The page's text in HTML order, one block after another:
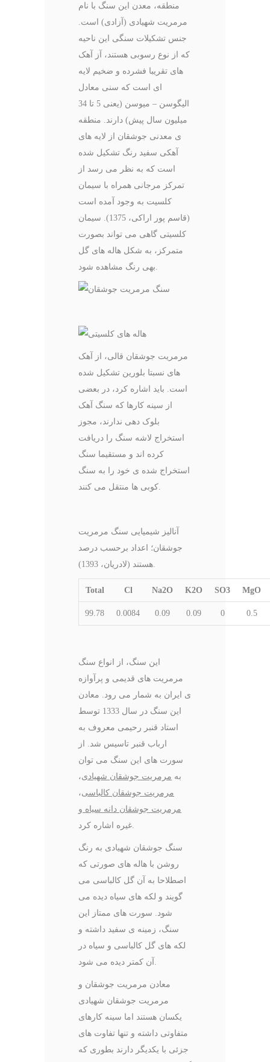
منطقه، معدن این سنگ با نام
مرمریت شهیادی (آزادی) است.
جنس تشکیلات سنگی این ناحیه
که از نوع رسوبی هستند، آز آهک
های تقریبا فشرده و ضخیم لایه
ای است که سنی معادل
الیگوسن – میوسن (یعنی 5 تا 34
میلیون سال پیش) دارند. منطقه
ی معدنی جوشقان از لایه های
آهکی سفید رنگ تشکیل شده
است که به نظر می رسد از
تمرکز مرجانی همراه با سیمان
کلسیت به وجود آمده است
(قاسم پور اراکی، 1375). سیمان
کلسیتی گاهی می تواند بصورت
متمرکز، به شکل هاله های گل
مرمریت جوشقان قالی، از آهک
های نسبتا بلورین تشکیل شده
است. باید اشاره کرد، در بعضی
از سینه کارها که سنگ آهک
بلوک دهی ندارند، مجوز
استخراج لاشه سنگ را دریافت
کرده اند و مستقیما سنگ
استخراج شده ی خود را به سنگ
آنالیز شیمیایی سنگ مرمریت
جوشقان؛ اعداد برحسب درصد
Total Cl Na2O K2O SO3 MgO
99.78 0.0084 0.09 0.09 0 0.5
این سنگ، از انواع سنگ
مرمریت های قدیمی و پرآوازه
ی ایران به شمار می رود. معادن
این سنگ در سال 1333 توسط
استاد قنبر رحیمی معروف به
ارباب قنبر تاسیس شد. از
سورت های این سنگ می توان
به مرمریت جوشقان شهیادی،
مرمریت جوشقان کالباسی،
مرمریت جوشقان دانه سیاه و
سنگ جوشقان شهیادی به رنگ
روشن با هاله های صورتی که
اصطلاحا به آن گل کالباسی می
گویند و لکه های سیاه دیده می
شود. سورت های ممتاز این
سنگ، زمینه ی سفید داشته و
لکه های گل کالباسی و سیاه در
معادن مرمریت جوشقان و
مرمریت جوشقان شهیادی
یکسان هستند اما سینه کارهای
متفاوتی داشته و تنها تفاوت های
جزئی با یکدیگر دارند بطوری که